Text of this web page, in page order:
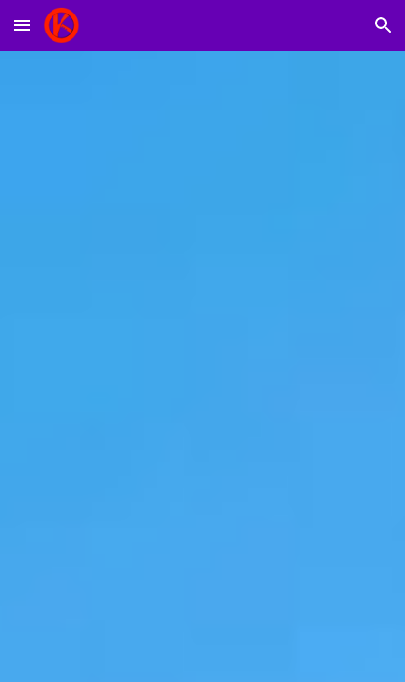
Skip to main content Skip to navigation